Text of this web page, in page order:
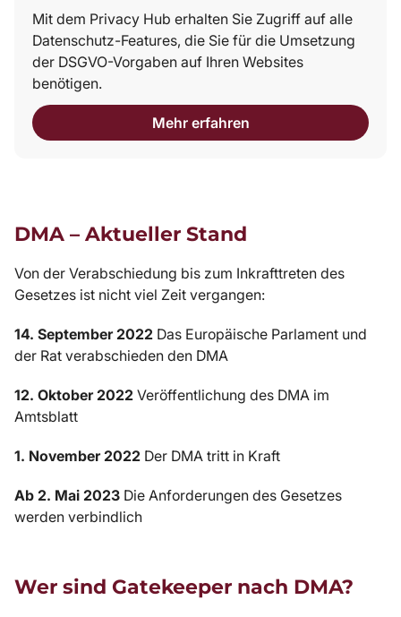
Mit dem Privacy Hub erhalten Sie Zugriff auf alle
Datenschutz-Features, die Sie für die Umsetzung
der DSGVO-Vorgaben auf Ihren Websites
benötigen.
Mehr erfahren
DMA – Aktueller Stand
Von der Verabschiedung bis zum Inkrafttreten des
Gesetzes ist nicht viel Zeit vergangen:
14. September 2022 Das Europäische Parlament und
der Rat verabschieden den DMA
12. Oktober 2022 Veröffentlichung des DMA im
Amtsblatt
1. November 2022 Der DMA tritt in Kraft
Ab 2. Mai 2023 Die Anforderungen des Gesetzes
werden verbindlich
Wer sind Gatekeeper nach DMA?